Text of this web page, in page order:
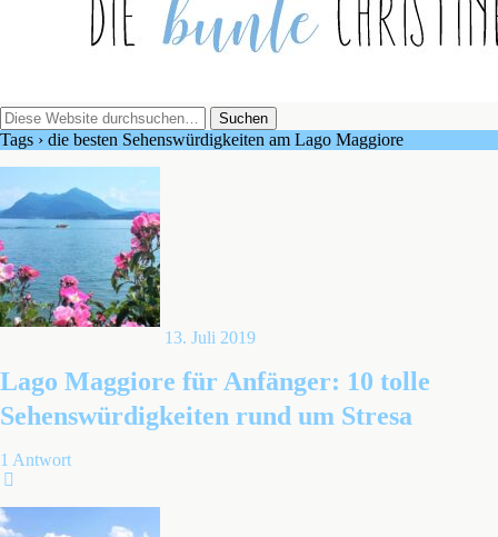
Tags › die besten Sehenswürdigkeiten am Lago Maggiore
13. Juli 2019
Lago Maggiore für Anfänger: 10 tolle
Sehenswürdigkeiten rund um Stresa
1 Antwort